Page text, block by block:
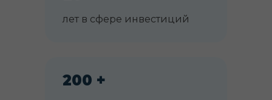
лет в сфере инвестиций
200 +